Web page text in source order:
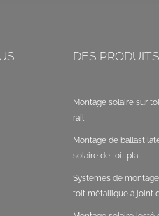
DES PRODUITS
Montage solaire sur
rail
Montage de ballast
solaire de toit plat
Systèmes de
toit métallique à joint